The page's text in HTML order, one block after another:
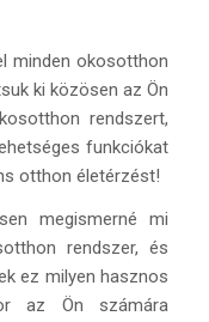
minden okosotthon
ki közösen az Ön
rendszert,
funkciókat
otthon életérzést!
megismerné mi
rendszer, és
ez milyen hasznos
az Ön számára